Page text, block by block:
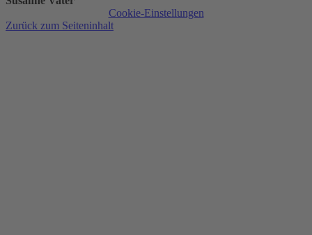
Cookie-Einstellungen
Zurück zum Seiteninhalt